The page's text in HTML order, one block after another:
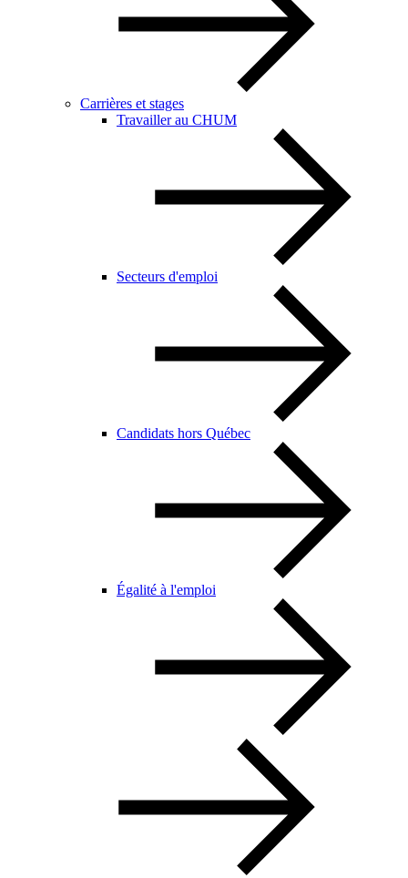
Carrières et stages
Travailler au CHUM
Secteurs d'emploi
Candidats hors Québec
Égalité à l'emploi